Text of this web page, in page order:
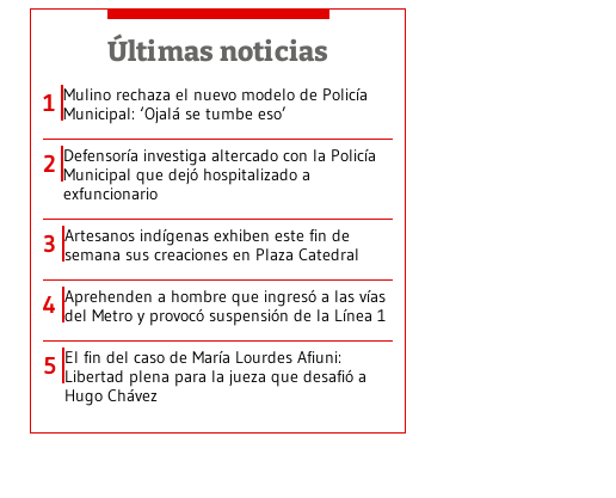
Últimas noticias
1 Mulino rechaza el nuevo modelo de Policía
Municipal: ‘Ojalá se tumbe eso’
2 Defensoría investiga altercado con la Policía
Municipal que dejó hospitalizado a
exfuncionario
3 Artesanos indígenas exhiben este fin de
semana sus creaciones en Plaza Catedral
4 Aprehenden a hombre que ingresó a las vías
del Metro y provocó suspensión de la Línea 1
5 El fin del caso de María Lourdes Afiuni:
Libertad plena para la jueza que desafió a
Hugo Chávez